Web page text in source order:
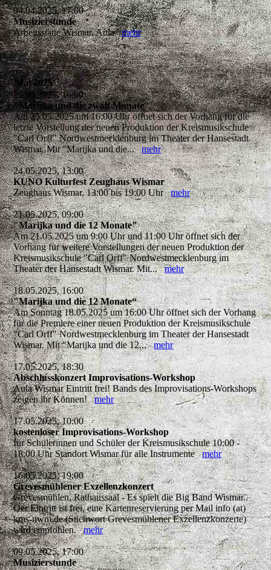
04.04.2025, 17:00
Musizierstunde
Arbeitsstätte Wismar, Aulamehr
Mai 2025
25.05.2025, 16:00
"Marijka und die zwölf Monate"
Am 25.05.2025 um 16:00 Uhr öffnet sich der Vorhang für die
letzte Vorstellung der neuen Produktion der Kreismusikschule
"Carl Orff" Nordwestmecklenburg im Theater der Hansestadt
Wismar. Mit "Marijka und die...mehr
24.05.2025, 13:00
KUNO Kulturfest Zeughaus Wismar
Zeughaus Wismar, 13:00 bis 19:00 Uhrmehr
21.05.2025, 09:00
"Marijka und die 12 Monate"
Am 21.05.2025 um 9:00 Uhr und 11:00 Uhr öffnet sich der
Vorhang für weitere Vorstellungen der neuen Produktion der
Kreismusikschule "Carl Orff" Nordwestmecklenburg im
Theater der Hansestadt Wismar. Mit...mehr
18.05.2025, 16:00
"Marijka und die 12 Monate“
Am Sonntag 18.05.2025 um 16:00 Uhr öffnet sich der Vorhang
für die Premiere einer neuen Produktion der Kreismusikschule
"Carl Orff" Nordwestmecklenburg im Theater der Hansestadt
Wismar. Mit "Marijka und die 12...mehr
17.05.2025, 18:30
Abschlusskonzert Improvisations-Workshop
Aula Wismar Eintritt frei! Bands des Improvisations-Workshops
zeigen ihr Können!mehr
17.05.2025, 10:00
kostenloser Improvisations-Workshop
für Schülerinnen und Schüler der Kreismusikschule 10:00 -
18:00 Uhr Standort Wismar für alle Instrumentemehr
16.05.2025, 19:00
Grevesmühlener Exzellenzkonzert
Grevesmühlen, Rathaussaal - Es spielt die Big Band Wismar..
Der Eintritt ist frei, eine Kartenreservierung per Mail info (at)
kms-nwm.de (Stichwort Grevesmühlener Exzellenzkonzerte)
wird empfohlen.mehr
09.05.2025, 17:00
Musizierstunde